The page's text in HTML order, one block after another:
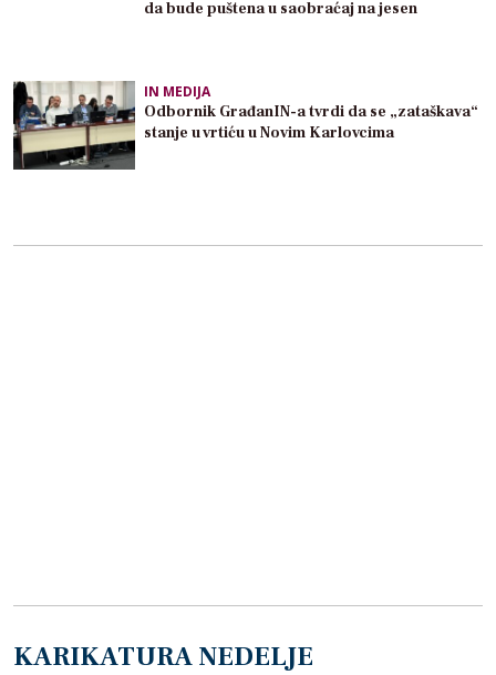
da bude puštena u saobraćaj na jesen
IN MEDIJA
Odbornik GrađanIN-a tvrdi da se „zataškava“
stanje u vrtiću u Novim Karlovcima
KARIKATURA NEDELJE